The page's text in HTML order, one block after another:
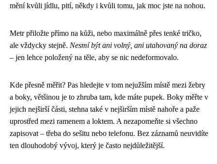
mění kvůli jídlu, pití, někdy i kvůli tomu, jak moc jste na nohou.
Metr přiložte přímo na kůži, nebo maximálně přes tenké tričko,
ale vždycky stejně. Nesmí být ani volný, ani utahovaný na doraz
– jen lehce položený na těle, aby se nic nedeformovalo.
Kde přesně měřit? Pas hledejte v tom nejužším místě mezi žebry
a boky, většinou je to zhruba tam, kde máte pupek. Boky měřte v
jejich nejširší části, stehna také v nejširším místě nahoře a paže
uprostřed mezi ramenem a loktem. A nezapomeňte si všechno
zapisovat – třeba do sešitu nebo telefonu. Bez záznamů neuvidíte
ten dlouhodobý vývoj, který je často nejdůležitější.